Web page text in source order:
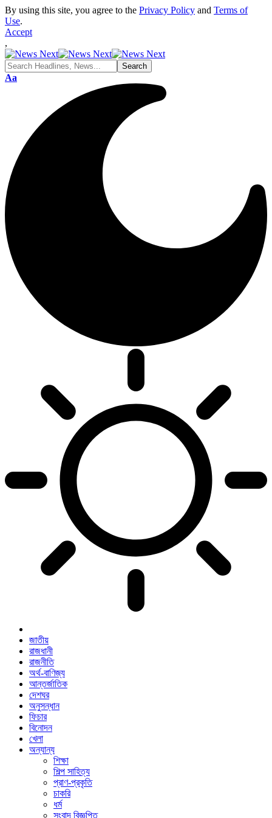
By using this site, you agree to the Privacy Policy and Terms of
Use.
Accept
,
Font
Aa
জাতীয়
রাজধানী
রাজনীতি
অর্থ-বাণিজ্য
আন্তর্জাতিক
দেশঘর
অনুসন্ধান
ফিচার
বিনোদন
খেলা
অন্যান্য
শিক্ষা
শিল্প সাহিত্য
প্রাণ-প্রকৃতি
চাকরি
ধর্ম
সংবাদ বিজ্ঞপ্তি